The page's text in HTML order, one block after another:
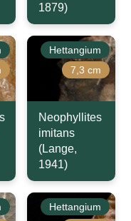
1879)
Hettangium
7,3 cm
Neophyllites
imitans
(Lange,
1941)
Hettangium